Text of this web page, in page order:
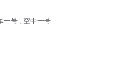
一号 ; 空中一号